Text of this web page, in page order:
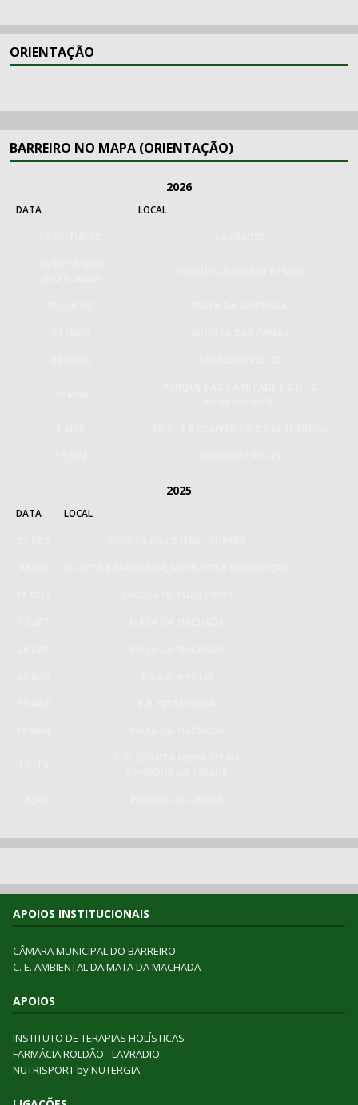
ORIENTAÇÃO
BARREIRO NO MAPA (ORIENTAÇÃO)
2026
DATA LOCAL
2025
DATA LOCAL
APOIOS INSTITUCIONAIS
CÂMARA MUNICIPAL DO BARREIRO
C. E. AMBIENTAL DA MATA DA MACHADA
APOIOS
INSTITUTO DE TERAPIAS HOLÍSTICAS
FARMÁCIA ROLDÃO - LAVRADIO
NUTRISPORT by NUTERGIA